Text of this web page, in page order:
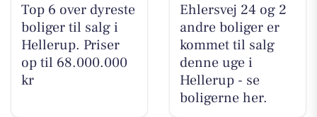
Top 6 over dyreste
boliger til salg i
Hellerup. Priser
op til 68.000.000
kr
Ehlersvej 24 og 2
andre boliger er
kommet til salg
denne uge i
Hellerup - se
boligerne her.